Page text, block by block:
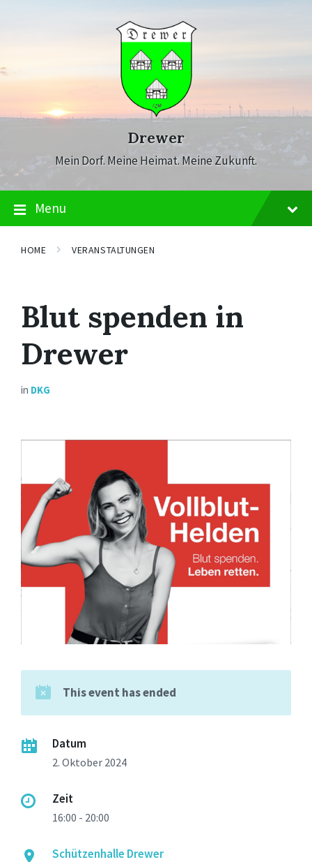
Drewer
Mein Dorf. Meine Heimat. Meine Zukunft.
Menu
HOME VERANSTALTUNGEN
Blut spenden in
Drewer
in DKG
This event has ended
Datum
2. Oktober 2024
Zeit
16:00 - 20:00
Schützenhalle Drewer